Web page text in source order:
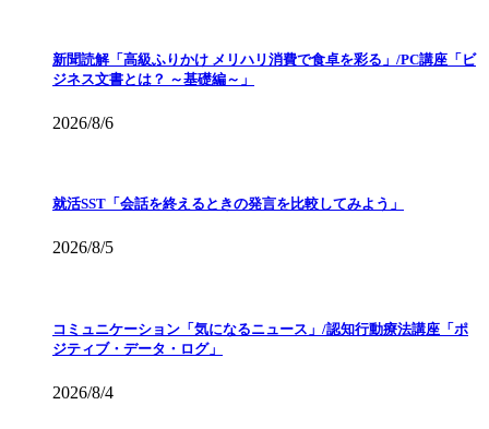
新聞読解「高級ふりかけ メリハリ消費で食卓を彩る」/PC講座「ビ
ジネス文書とは？ ～基礎編～」
2026/8/6
就活SST「会話を終えるときの発言を比較してみよう」
2026/8/5
コミュニケーション「気になるニュース」/認知行動療法講座「ポ
ジティブ・データ・ログ」
2026/8/4